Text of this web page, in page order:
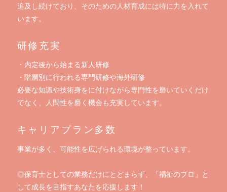
追及し続けており、そのための人材育成には特に力を入れて
います。
研修充実
・内定後から始まる新人研修
・階層別に行われる専門研修や海外研修
必要な知識や技術身をに付けながら専門性を磨いていくだけ
でなく、人間性を磨く機会も充実しています。
キャリアプラン多数
事業が多く、可能性を広げられる環境が整っています。
◎保育士としての業務だけにとどまらず、「福祉のプロ」と
して成長を目指すあなたを応援します！